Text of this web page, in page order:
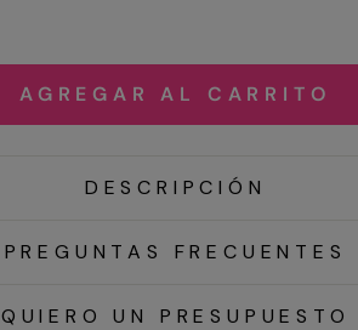
AGREGAR AL CARRITO
DESCRIPCIÓN
PREGUNTAS FRECUENTES
QUIERO UN PRESUPUESTO